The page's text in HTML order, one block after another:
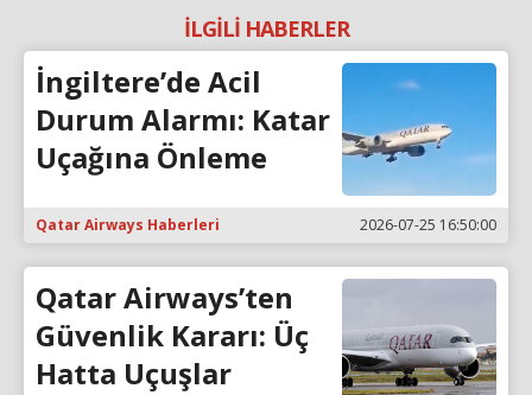
İLGİLİ HABERLER
İngiltere’de Acil
Durum Alarmı: Katar
Uçağına Önleme
Qatar Airways Haberleri 2026-07-25 16:50:00
Qatar Airways’ten
Güvenlik Kararı: Üç
Hatta Uçuşlar